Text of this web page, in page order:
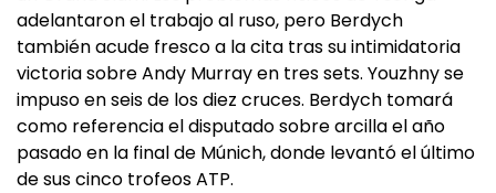
adelantaron el trabajo al ruso, pero Berdych
también acude fresco a la cita tras su intimidatoria
victoria sobre Andy Murray en tres sets. Youzhny se
impuso en seis de los diez cruces. Berdych tomará
como referencia el disputado sobre arcilla el año
pasado en la final de Múnich, donde levantó el último
de sus cinco trofeos ATP.